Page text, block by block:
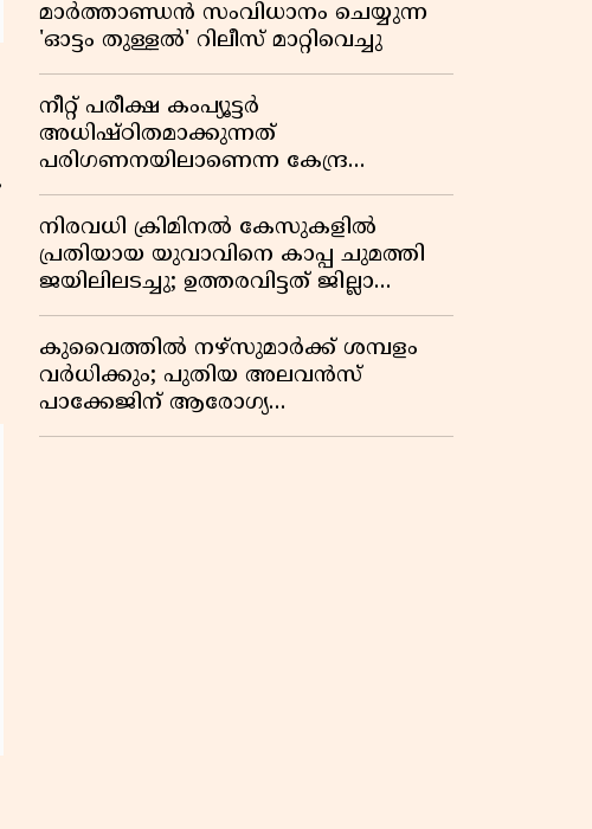
മാർത്താണ്ഡൻ സംവിധാനം ചെയ്യുന്ന
'ഓട്ടം തുള്ളൽ' റിലീസ് മാറ്റിവെച്ചു
നീറ്റ് പരീക്ഷ കംപ്യൂട്ടർ
അധിഷ്ഠിതമാക്കുന്നത്
പരിഗണനയിലാണെന്ന കേന്ദ്ര
സർക്കാരിൻ്റെ സത്യവാങ്മൂലത്തിൽ
മറുപടി നൽകാൻ ഹർജിക്കാരോട്
സുപ്രീംകോടതി
നിരവധി ക്രിമിനൽ കേസുകളിൽ
പ്രതിയായ യുവാവിനെ കാപ്പ ചുമത്തി
ജയിലിലടച്ചു; ഉത്തരവിട്ടത് ജില്ലാ
കളക്ടർ
കുവൈത്തിൽ നഴ്‌സുമാർക്ക് ശമ്പളം
വർധിക്കും; പുതിയ അലവൻസ്
പാക്കേജിന് ആരോഗ്യ
മന്ത്രാലയത്തിൻ്റെ അംഗീകാരം